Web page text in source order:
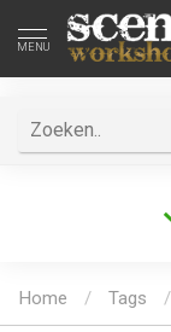
MENU
Home / Tags /